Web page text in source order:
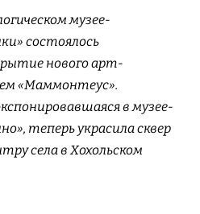
музее-
состоялось
нового арт-
«Маммонтеус».
в музее-
теперь украсила сквер
села в Хохольском